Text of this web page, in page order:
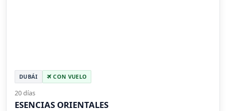
DUBÁI CON VUELO
20 días
ESENCIAS ORIENTALES